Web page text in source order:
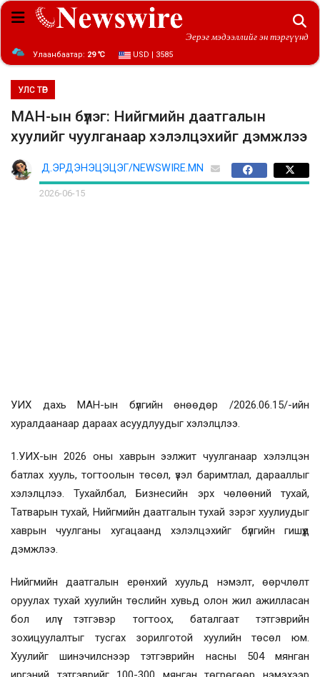
Эерэг мэдээллийг эн тэргүүнд
Улаанбаатар: 29 ℃ USD | 3585
УЛС ТӨР
МАН-ын бүлэг: Нийгмийн даатгалын
хуулийг чуулганаар хэлэлцэхийг дэмжлээ
Д.ЭРДЭНЭЦЭЦЭГ/NEWSWIRE.MN
2026-06-15
УИХ дахь МАН-ын бүлгийн өнөөдөр /2026.06.15/-ийн
хуралдаанаар дараах асуудлуудыг хэлэлцлээ.
1.УИХ-ын 2026 оны хаврын ээлжит чуулганаар хэлэлцэн
батлах хууль, тогтоолын төсөл, үзэл баримтлал, дарааллыг
хэлэлцлээ. Тухайлбал, Бизнесийн эрх чөлөөний тухай,
Татварын тухай, Нийгмийн даатгалын тухай зэрэг хуулиудыг
хаврын чуулганы хугацаанд хэлэлцэхийг бүлгийн гишүүд
дэмжлээ.
Нийгмийн даатгалын ерөнхий хуульд нэмэлт, өөрчлөлт
оруулах тухай хуулийн төслийн хувьд олон жил ажилласан
бол илүү тэтгэвэр тогтоох, баталгаат тэтгэврийн
зохицуулалтыг тусгах зорилготой хуулийн төсөл юм.
Хуулийг шинэчилснээр тэтгэврийн насны 504 мянган